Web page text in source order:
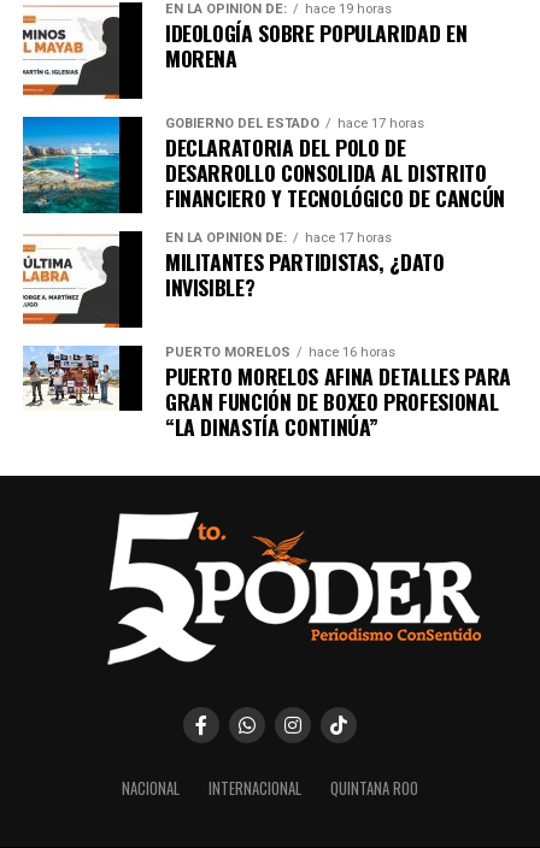
EN LA OPINIÓN DE: hace 19 horas
IDEOLOGÍA SOBRE POPULARIDAD EN
MORENA
GOBIERNO DEL ESTADO hace 17 horas
DECLARATORIA DEL POLO DE
DESARROLLO CONSOLIDA AL DISTRITO
FINANCIERO Y TECNOLÓGICO DE CANCÚN
EN LA OPINIÓN DE: hace 17 horas
MILITANTES PARTIDISTAS, ¿DATO
INVISIBLE?
PUERTO MORELOS hace 16 horas
PUERTO MORELOS AFINA DETALLES PARA
GRAN FUNCIÓN DE BOXEO PROFESIONAL
“LA DINASTÍA CONTINÚA”
NACIONAL INTERNACIONAL QUINTANA ROO